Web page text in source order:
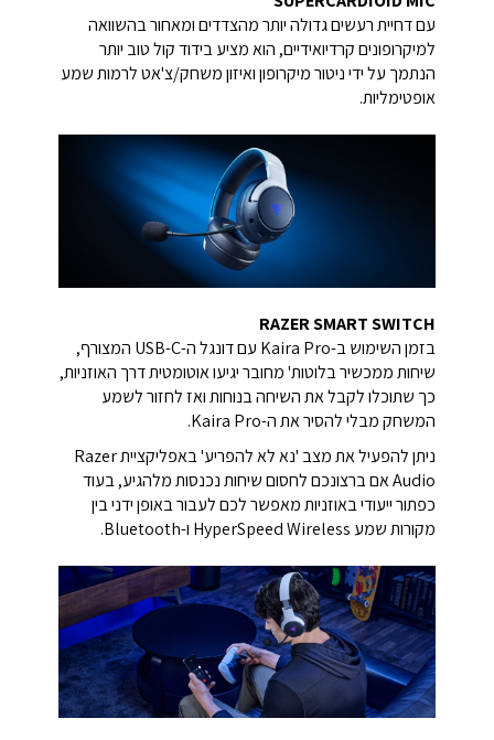
עם דחיית רעשים גדולה יותר מהצדדים ומאחור בהשוואה
למיקרופונים קרדיואידיים, הוא מציע בידוד קול טוב יותר
הנתמך על ידי ניטור מיקרופון ואיזון משחק/צ'אט לרמות שמע
אופטימליות.
RAZER SMART SWITCH
בזמן השימוש ב-Kaira Pro עם דונגל ה-USB-C המצורף,
שיחות ממכשיר בלוטות' מחובר יגיעו אוטומטית דרך האוזניות,
כך שתוכלו לקבל את השיחה בנוחות ואז לחזור לשמע
המשחק מבלי להסיר את ה-Kaira Pro.
ניתן להפעיל את מצב 'נא לא להפריע' באפליקציית Razer
Audio אם ברצונכם לחסום שיחות נכנסות מלהגיע, בעוד
כפתור ייעודי באוזניות מאפשר לכם לעבור באופן ידני בין
מקורות שמע HyperSpeed Wireless ו-Bluetooth.